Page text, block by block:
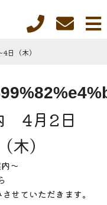
日（木）
4月2日
木）
～
せていただきます。